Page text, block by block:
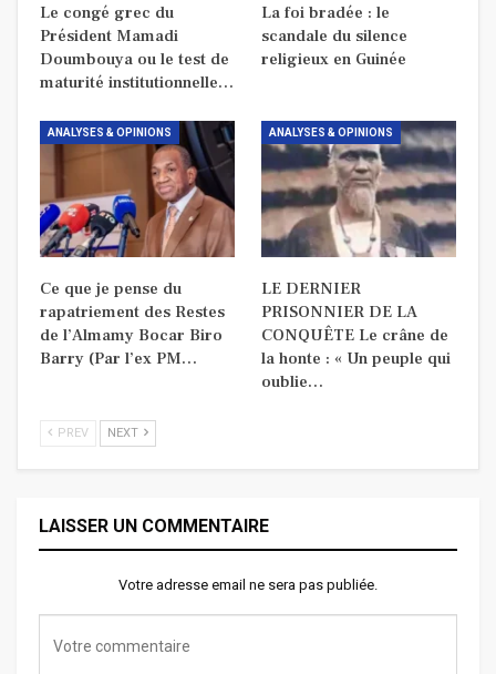
Le congé grec du
Président Mamadi
Doumbouya ou le test de
maturité institutionnelle…
La foi bradée : le
scandale du silence
religieux en Guinée
ANALYSES & OPINIONS
Ce que je pense du
rapatriement des Restes
de l’Almamy Bocar Biro
Barry (Par l’ex PM…
ANALYSES & OPINIONS
LE DERNIER
PRISONNIER DE LA
CONQUÊTE Le crâne de
la honte : « Un peuple qui
oublie…
PREV NEXT
LAISSER UN COMMENTAIRE
Votre adresse email ne sera pas publiée.